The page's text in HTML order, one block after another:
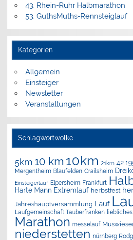
43. Rhein-Ruhr Halbmarathon
53. GuthsMuths-Rennsteiglauf
Kategorien
Allgemein
Einsteiger
Newsletter
Veranstaltungen
Schlagwortwolke
5km 10 km 10km 21km
Mergentheim Blaufelden Crailsheim
Einsteigerlauf Elpersheim Frankfurt
Harte Mann Extremlauf herbstfest
Jahreshauptversammlung Lauf
Laufgemeinschaft Tauberfranken
Marathon messelauf
niederstetten nürnberg